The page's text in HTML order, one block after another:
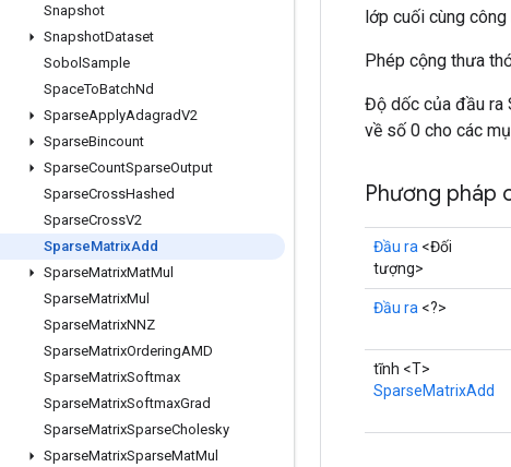
Snapshot
SnapshotDataset
Sobol Sample
SpaceToBatchNd
SparseApplyAdagradV2
SparseBincount
SparseCountSparseOutput
SparseCrossHashed
SparseCrossV2
SparseMatrixAdd
SparseMatrixMatMul
SparseMatrixMul
SparseMatrixNNZ
SparseMatrixOrderingAMD
SparseMatrixSoftmax
SparseMatrixSoftmaxGrad
SparseMatrixSparseCholesky
SparseMatrixSparseMatMul
lớp cuối cùng công
Phép cộng thưa
Độ dốc của đầu ra
về số 0 cho các
Phương pháp
Đầu ra <Đối
tượng>
Đầu ra <?>
tĩnh <T>
SparseMatrixAdd